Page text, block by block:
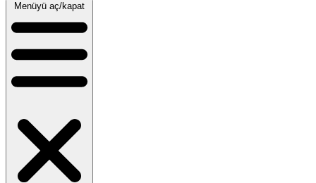
Menüyü aç/kapat